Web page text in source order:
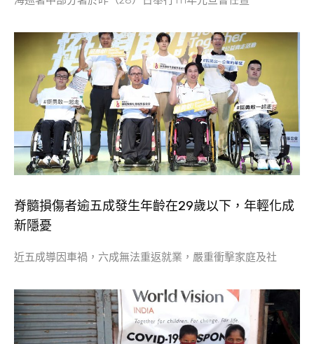
​脊髓損傷者逾五成發生年齡在29歲以下，年輕化成
新隱憂
近五成導因車禍，六成無法重返就業，嚴重衝擊家庭及社